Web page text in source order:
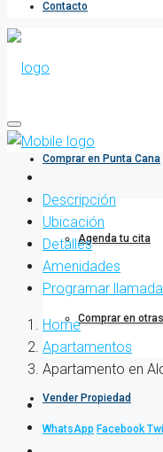
Contacto
Comprar en Punta Cana
Agenda tu cita
Comprar en
Vender Propiedad
Descripción
Ubicación
Detalles
Amenidades
Programar
Home
Apartamentos
Apartamento en
WhatsApp Facebook